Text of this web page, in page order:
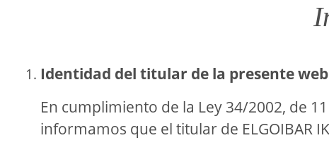
Identidad del titular de la presente
En cumplimiento de la Ley 34/2002, de
informamos que el titular de ELGOIBAR